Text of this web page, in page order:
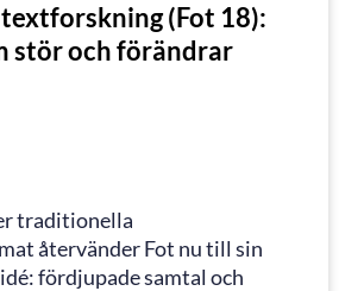
(Fot 18):
stör och förändrar
traditionella
återvänder Fot nu till sin
fördjupade samtal och